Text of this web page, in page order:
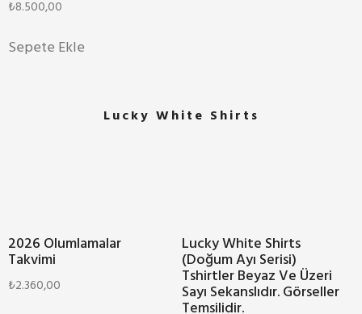
₺8.500,00
Sepete Ekle
Lucky White Shirts
2026 Olumlamalar
Takvimi
₺2.360,00
Lucky White Shirts
(Doğum Ayı Serisi)
Tshirtler Beyaz Ve Üzeri
Sayı Sekanslıdır. Görseller
Temsilidir.